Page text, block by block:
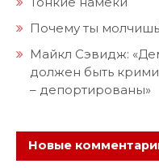
Почему ты
Майкл Сэвидж:
должен быть
– депортированы»
Новые